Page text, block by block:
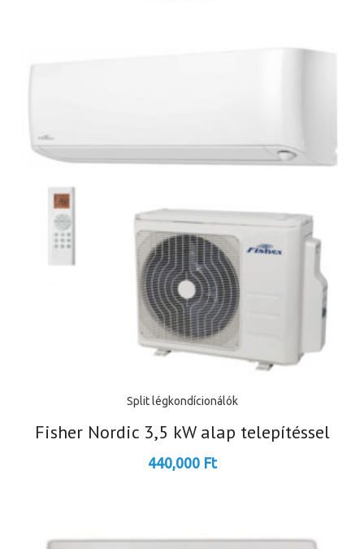
Split légkondícionálók
Fisher Nordic 3,5 kW alap telepítéssel
440,000 Ft